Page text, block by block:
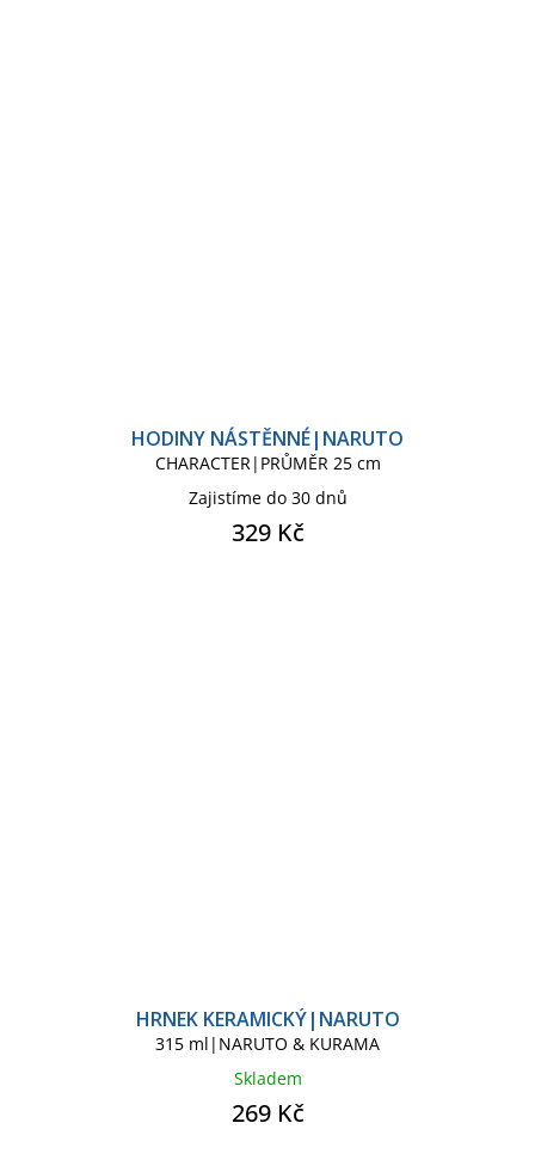
HODINY NÁSTĚNNÉ|NARUTO
CHARACTER|PRŮMĚR 25 cm
Zajistíme do 30 dnů
329 Kč
HRNEK KERAMICKÝ|NARUTO
315 ml|NARUTO & KURAMA
Skladem
269 Kč